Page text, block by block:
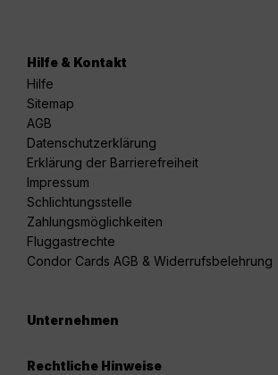
Hilfe & Kontakt
Hilfe
Sitemap
AGB
Datenschutzerklärung
Erklärung der Barrierefreiheit
Impressum
Schlichtungsstelle
Zahlungsmöglichkeiten
Fluggastrechte
Condor Cards AGB & Widerrufsbelehrung
Unternehmen
Rechtliche Hinweise